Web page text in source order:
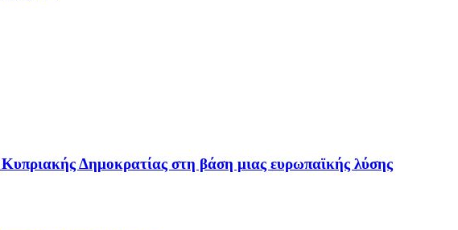
Δημοκρατίας στη βάση μιας ευρωπαϊκής λύσης